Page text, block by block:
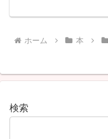
ホーム 本
検索